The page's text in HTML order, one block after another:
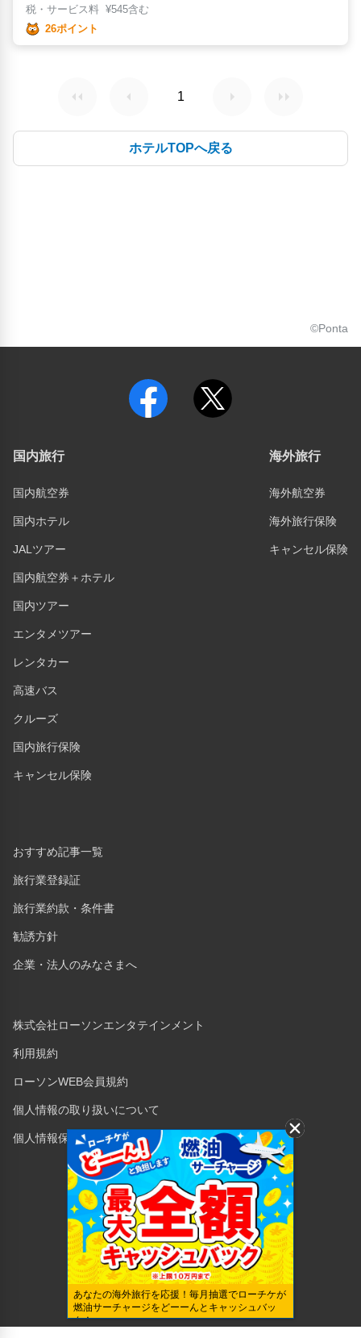
税・サービス料 ¥545含む
26ポイント
1
ホテルTOPへ戻る
©Ponta
国内旅行
国内航空券
国内ホテル
JALツアー
国内航空券＋ホテル
国内ツアー
エンタメツアー
レンタカー
高速バス
クルーズ
国内旅行保険
キャンセル保険
おすすめ記事一覧
旅行業登録証
旅行業約款・条件書
勧誘方針
企業・法人のみなさまへ
株式会社ローソンエンタテインメント
利用規約
ローソンWEB会員規約
個人情報の取り扱いについて
個人情報保護方針
海外旅行
海外航空券
海外旅行保険
キャンセル保険
Copyright © 1998 Lawson Entertainment, Inc.
あなたの海外旅行を応援！毎月抽選でローチケが
燃油サーチャージをどーーんとキャッシュバッ
ク！